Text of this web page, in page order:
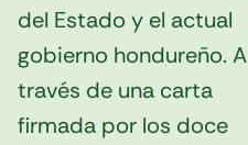
del Estado y el actual
gobierno hondureño. A
través de una carta
firmada por los doce